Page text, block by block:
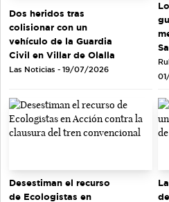
Dos heridos tras
colisionar con un
vehículo de la Guardia
Civil en Villar de Olalla
Las Noticias - 19/07/2026
Desestiman el recurso
de Ecologistas en